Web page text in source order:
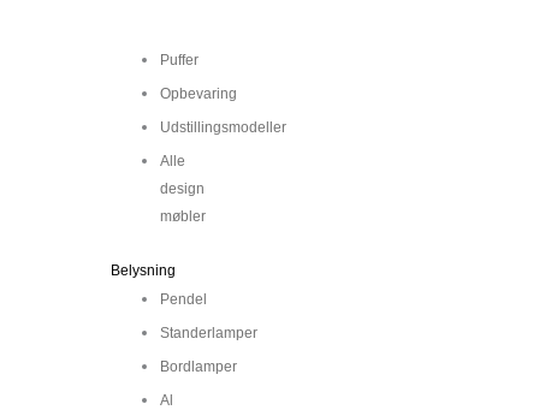
Puffer
Opbevaring
Udstillingsmodeller
Alle
design
møbler
Belysning
Pendel
Standerlamper
Bordlamper
Al